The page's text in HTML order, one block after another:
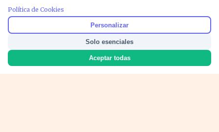
Política de Cookies
Personalizar
Solo esenciales
Aceptar todas